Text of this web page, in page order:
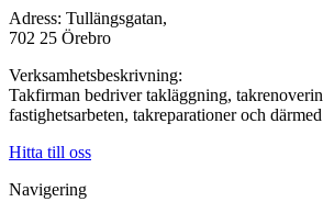
Adress: Tullängsgatan,
702 25 Örebro
Verksamhetsbeskrivning:
Takfirman bedriver takläggning,
fastighetsarbeten, takreparationer och
Hitta till oss
Navigering